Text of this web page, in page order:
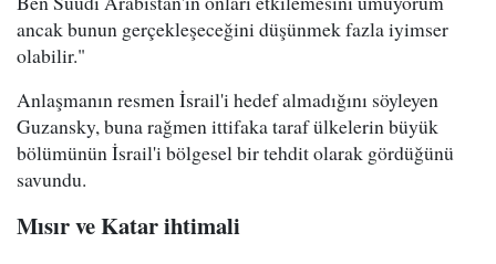
ancak bunun gerçekleşeceğini düşünmek fazla iyimser
olabilir."
Anlaşmanın resmen İsrail'i hedef almadığını söyleyen
Guzansky, buna rağmen ittifaka taraf ülkelerin büyük
bölümünün İsrail'i bölgesel bir tehdit olarak gördüğünü
savundu.
Mısır ve Katar ihtimali